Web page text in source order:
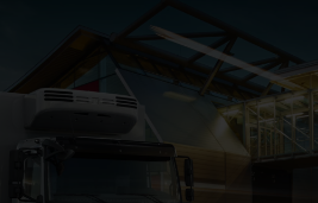
Komponenten bietet dir der
verlassen kannst – egal ob in
oder im Stop‑and‑go-
Fahrzeugauslastung und -
auf der Straße bleiben. Sein
– die Gesamtkosten sind es